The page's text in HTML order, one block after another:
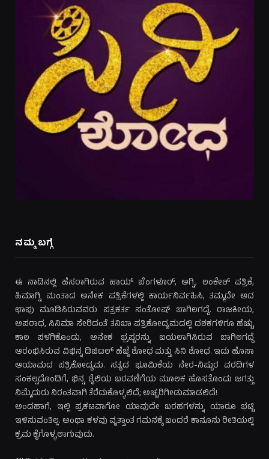
ನಮ್ಮ ಬಗ್ಗೆ
ಈ ನಾಡಿನಲ್ಲಿ ಹೆಸರಾಗಿರುವ ಹಾಯ್ ಬೆಂಗಳೂರ್, ಅಗ್ನಿ, ಲಂಕೇಶ್ ಪತ್ರಿಕೆ,
ಹಿಮಾಗ್ನಿ ಮಂತಾದ ಅನೇಕ ಪತ್ರಿಕೆಗಳಲ್ಲಿ ಕಾರ್ಯನಿರ್ವಹಿಸಿ, ತಮ್ಮದೇ ಆದ
ಛಾಪು ಮೂಡಿಸಿರುವವರು ಪತ್ರಕರ್ತ ಸಂತೋಷ್ ಬಾಗಿಲಗದ್ದೆ. ರಾಜಕೀಯ,
ಅಪರಾಧ, ಸಿನಿಮಾ ಸೇರಿದಂತೆ ತನಿಖಾ ಪತ್ರಿಕೋದ್ಯಮದಲ್ಲಿ ದಶಕಗಳಿಗೂ ಹೆಚ್ಚು
ಕಾಲ ಪಳಗಿಕೊಂಡು, ಅನೇಕ ಭ್ರಷ್ಟರನ್ನು ಬಯಲಾಗಿಸಿರುವ ಬಾಗಿಲಗದ್ದೆ
ಆರಂಭಿಸಿರುವ ವಿಭಿನ್ನ ಡಿಜಿಟಲ್ ಹೆಜ್ಜೆ ಶೋಧ ಮತ್ತು ಸಿನಿ ಶೋಧ. ಇದು ಹೊಸಾ
ಆಯಾಮದ ಪತ್ರಿಕೋದ್ಯಮ. ಸತ್ಯದ ಭೂಮಿಕೆಯ ನೇರ-ನಿಷ್ಠುರ ವರದಿಗಳ
ಸಂಕಲ್ಪದೊಂದಿಗೆ, ಭಿನ್ನ ಶೈಲಿಯ ಬರವಣಿಗೆಯ ಮೂಲಕ ಹೊಸತೊಂದು ಜಗತ್ತು
ನಿಮ್ಮೆದುರು ನಿರಂತವಾಗಿ ತೆರೆದುಕೊಳ್ಳಲಿದೆ; ಅಚ್ಚರಿಗೀಡುಮಾಡಲಿದೆ!
ಅಂದಹಾಗೆ, ಇಲ್ಲಿ ಪ್ರಕಟವಾಗೋ ಯಾವುದೇ ಬರಹಗಳನ್ನು ಯಾರೂ ಭಟ್ಟಿ
ಇಳಿಸುವಂತಿಲ್ಲ. ಅಂಥಾ ಕಳವು ವೃತ್ತಾಂತ ಗಮನಕ್ಕೆ ಬಂದರೆ ಕಾನೂನು ರೀತಿಯಲ್ಲಿ
ಕ್ರಮ ಕೈಗೊಳ್ಳಲಾಗುವುದು.